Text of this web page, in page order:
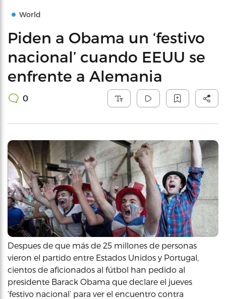
World
Piden a Obama un ‘festivo
nacional’ cuando EEUU se
enfrente a Alemania
0
Despues de que más de 25 millones de personas
vieron el partido entre Estados Unidos y Portugal,
cientos de aficionados al fútbol han pedido al
presidente Barack Obama que declare el jueves
‘festivo nacional’ para ver el encuentro contra